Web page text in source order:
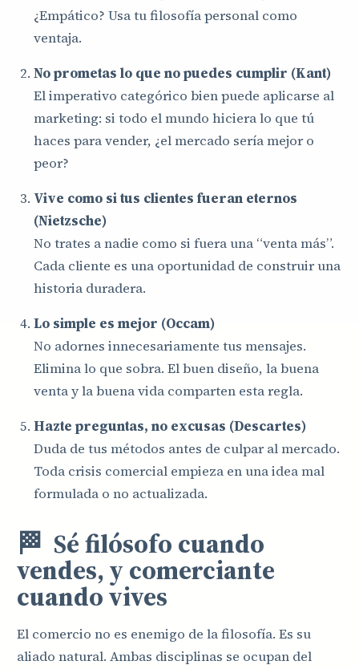
¿Empático? Usa tu filosofía personal como
ventaja.
No prometas lo que no puedes cumplir (Kant)
El imperativo categórico bien puede aplicarse al
marketing: si todo el mundo hiciera lo que tú
haces para vender, ¿el mercado sería mejor o
peor?
Vive como si tus clientes fueran eternos
(Nietzsche)
No trates a nadie como si fuera una “venta más”.
Cada cliente es una oportunidad de construir una
historia duradera.
Lo simple es mejor (Occam)
No adornes innecesariamente tus mensajes.
Elimina lo que sobra. El buen diseño, la buena
venta y la buena vida comparten esta regla.
Hazte preguntas, no excusas (Descartes)
Duda de tus métodos antes de culpar al mercado.
Toda crisis comercial empieza en una idea mal
formulada o no actualizada.
🏁 Sé filósofo cuando
vendes, y comerciante
cuando vives
El comercio no es enemigo de la filosofía. Es su
aliado natural. Ambas disciplinas se ocupan del